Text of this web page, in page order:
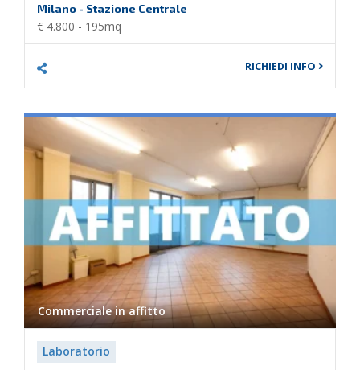
Milano - Stazione Centrale
€ 4.800 - 195mq
RICHIEDI INFO
Commerciale inaffitto
Laboratorio